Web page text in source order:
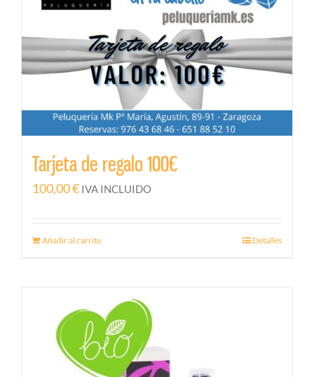
Tarjeta de regalo 100€
100,00€ IVA INCLUIDO
Añadir al carrito Detalles